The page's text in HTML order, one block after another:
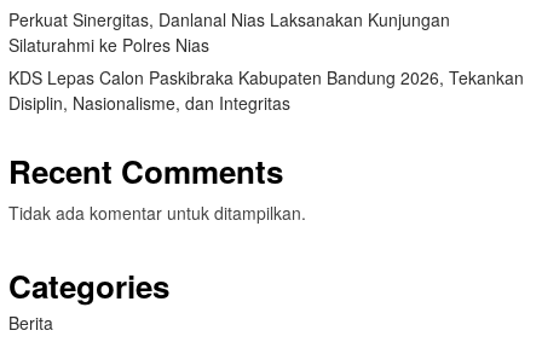
Perkuat Sinergitas, Danlanal Nias Laksanakan Kunjungan
Silaturahmi ke Polres Nias
KDS Lepas Calon Paskibraka Kabupaten Bandung 2026, Tekankan
Disiplin, Nasionalisme, dan Integritas
Recent Comments
Tidak ada komentar untuk ditampilkan.
Categories
Berita